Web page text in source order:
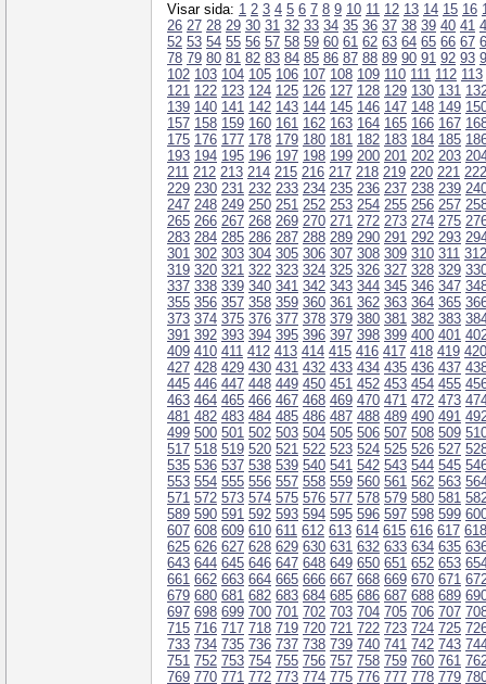
Visar sida: 1 2 3 4 5 6 7 8 9 10 11 12 13 14 15 16
26 27 28 29 30 31 32 33 34 35 36 37 38 39 40 41
52 53 54 55 56 57 58 59 60 61 62 63 64 65 66 67
78 79 80 81 82 83 84 85 86 87 88 89 90 91 92 93
102 103 104 105 106 107 108 109 110 111 112 113
121 122 123 124 125 126 127 128 129 130 131
139 140 141 142 143 144 145 146 147 148 149
157 158 159 160 161 162 163 164 165 166 167
175 176 177 178 179 180 181 182 183 184 185
193 194 195 196 197 198 199 200 201 202 203
211 212 213 214 215 216 217 218 219 220 221 222
229 230 231 232 233 234 235 236 237 238 239
247 248 249 250 251 252 253 254 255 256 257
265 266 267 268 269 270 271 272 273 274 275
283 284 285 286 287 288 289 290 291 292 293
301 302 303 304 305 306 307 308 309 310 311 312
319 320 321 322 323 324 325 326 327 328 329
337 338 339 340 341 342 343 344 345 346 347
355 356 357 358 359 360 361 362 363 364 365
373 374 375 376 377 378 379 380 381 382 383
391 392 393 394 395 396 397 398 399 400 401
409 410 411 412 413 414 415 416 417 418 419 420
427 428 429 430 431 432 433 434 435 436 437
445 446 447 448 449 450 451 452 453 454 455
463 464 465 466 467 468 469 470 471 472 473
481 482 483 484 485 486 487 488 489 490 491
499 500 501 502 503 504 505 506 507 508 509
517 518 519 520 521 522 523 524 525 526 527
535 536 537 538 539 540 541 542 543 544 545
553 554 555 556 557 558 559 560 561 562 563
571 572 573 574 575 576 577 578 579 580 581
589 590 591 592 593 594 595 596 597 598 599
607 608 609 610 611 612 613 614 615 616 617 618
625 626 627 628 629 630 631 632 633 634 635
643 644 645 646 647 648 649 650 651 652 653
661 662 663 664 665 666 667 668 669 670 671
679 680 681 682 683 684 685 686 687 688 689
697 698 699 700 701 702 703 704 705 706 707
715 716 717 718 719 720 721 722 723 724 725
733 734 735 736 737 738 739 740 741 742 743
751 752 753 754 755 756 757 758 759 760 761
769 770 771 772 773 774 775 776 777 778 779